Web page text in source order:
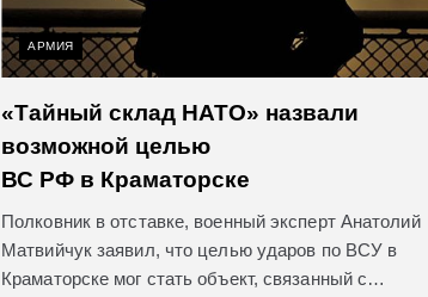
АРМИЯ
«Тайный склад НАТО» назвали
возможной целью
ВС РФ в Краматорске
Полковник в отставке, военный эксперт Анатолий
Матвийчук заявил, что целью ударов по ВСУ в
Краматорске мог стать объект, связанный с…